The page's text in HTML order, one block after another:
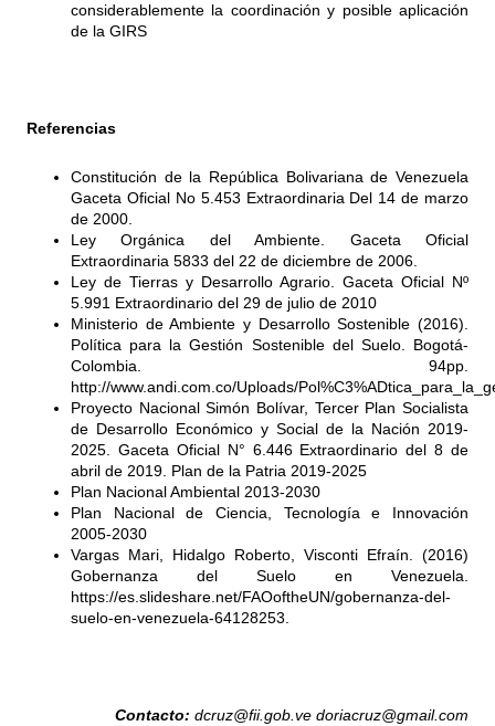
considerablemente la coordinación y posible aplicación
de la GIRS
Referencias
Constitución de la República Bolivariana de Venezuela
Gaceta Oficial No 5.453 Extraordinaria Del 14 de marzo
de 2000.
Ley Orgánica del Ambiente. Gaceta Oficial
Extraordinaria 5833 del 22 de diciembre de 2006.
Ley de Tierras y Desarrollo Agrario. Gaceta Oficial Nº
5.991 Extraordinario del 29 de julio de 2010
Ministerio de Ambiente y Desarrollo Sostenible (2016).
Política para la Gestión Sostenible del Suelo. Bogotá-
Colombia. 94pp.
http://www.andi.com.co/Uploads/
Proyecto Nacional Simón Bolívar, Tercer Plan Socialista
de Desarrollo Económico y Social de la Nación 2019-
2025. Gaceta Oficial N° 6.446 Extraordinario del 8 de
abril de 2019. Plan de la Patria 2019-2025
Plan Nacional Ambiental 2013-2030
Plan Nacional de Ciencia, Tecnología e Innovación
2005-2030
Vargas Mari, Hidalgo Roberto, Visconti Efraín. (2016)
Gobernanza del Suelo en Venezuela.
https://es.slideshare.net/FAOoftheUN/gobernanza-del-
suelo-en-venezuela-64128253.
Contacto: dcruz@fii.gob.ve doriacruz@gmail.com